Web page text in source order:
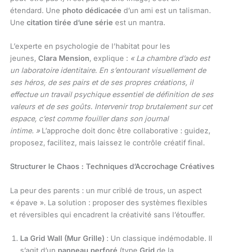
étendard. Une photo dédicacée d’un ami est un talisman.
Une citation tirée d’une série est un mantra.
L’experte en psychologie de l’habitat pour les
jeunes, Clara Mension, explique : « La chambre d’ado est
un laboratoire identitaire. En s’entourant visuellement de
ses héros, de ses pairs et de ses propres créations, il
effectue un travail psychique essentiel de définition de ses
valeurs et de ses goûts. Intervenir trop brutalement sur cet
espace, c’est comme fouiller dans son journal
intime. »L’approche doit donc être collaborative : guidez,
proposez, facilitez, mais laissez le contrôle créatif final.
Structurer le Chaos : Techniques d’Accrochage Créatives
La peur des parents : un mur criblé de trous, un aspect
« épave ». La solution : proposer des systèmes flexibles
et réversibles qui encadrent la créativité sans l’étouffer.
La Grid Wall (Mur Grille) : Un classique indémodable. Il